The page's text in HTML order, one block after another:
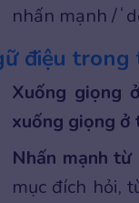
nhấn mạnh /
điệu trong
Xuống giọng
xuống giọng ở
Nhấn mạnh từ
mục đích hỏi,